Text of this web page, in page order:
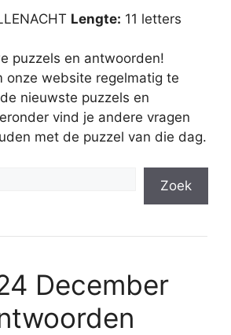
Lengte: 11 letters
puzzels en antwoorden!
onze website regelmatig te
nieuwste puzzels en
vind je andere vragen
met de puzzel van die dag.
Zoek
December